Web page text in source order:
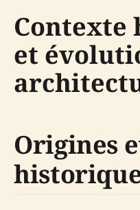
Contexte
et
Origines